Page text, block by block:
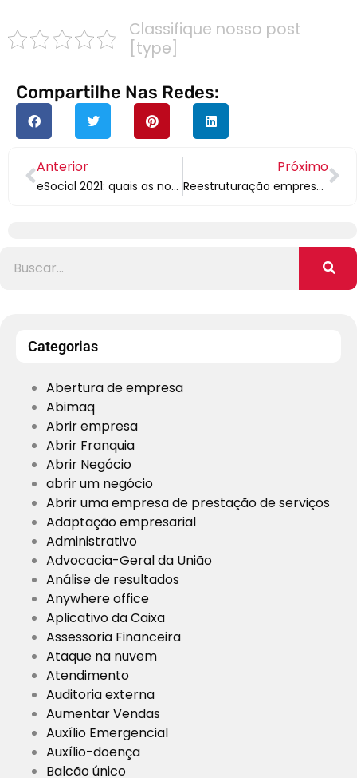
Classifique nosso post
[type]
Compartilhe Nas Redes:
Anterior
eSocial 2021: quais as novas regras vigentes
Próximo
Reestruturação empresarial – como fazer?
Categorias
Abertura de empresa
Abimaq
Abrir empresa
Abrir Franquia
Abrir Negócio
abrir um negócio
Abrir uma empresa de prestação de serviços
Adaptação empresarial
Administrativo
Advocacia-Geral da União
Análise de resultados
Anywhere office
Aplicativo da Caixa
Assessoria Financeira
Ataque na nuvem
Atendimento
Auditoria externa
Aumentar Vendas
Auxílio Emergencial
Auxílio-doença
Balcão único